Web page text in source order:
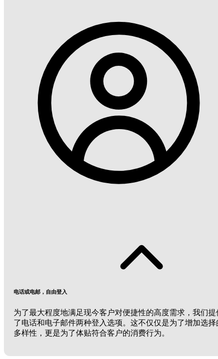
电话或电邮，自由登入
为了最大程度地满足现今客户对便捷性的高度需求，我们提
了电话和电子邮件两种登入选项。这不仅仅是为了增加选择
多样性，更是为了体贴符合客户的消费行为。